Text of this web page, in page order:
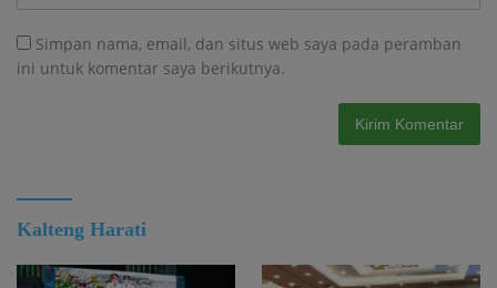
Simpan nama, email, dan situs web saya pada peramban
ini untuk komentar saya berikutnya.
Kalteng Harati